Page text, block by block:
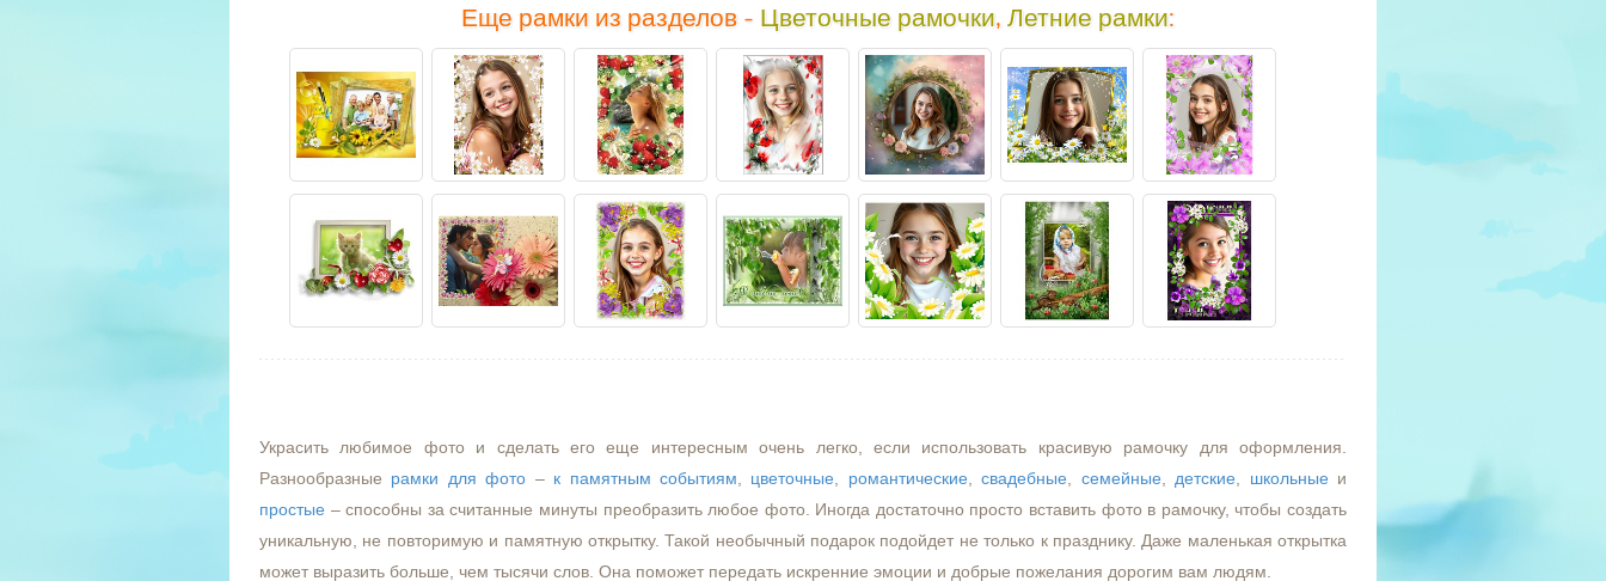
Еще рамки из разделов - Цветочные рамочки, Летние рамки:
Украсить любимое фото и сделать его еще интересным очень легко, если использовать красивую рамочку для оформления.
Разнообразные рамки для фото – к памятным событиям цветочные романтические ,свадебные семейные детские школьные и
простые – способны за считанные минуты преобразить любое фото. Иногда достаточно просто вставить фото в рамочку, чтобы создать
уникальную, не повторимую и памятную открытку. Такой необычный подарок подойдет не только к празднику. Даже маленькая открытка
может выразить больше, чем тысячи слов. Она поможет передать искренние эмоции и добрые пожелания дорогим вам людям.